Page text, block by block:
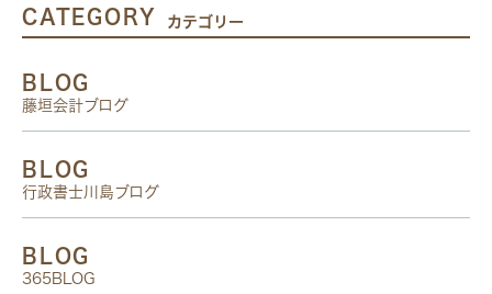
CATEGORY カテゴリー
BLOG
藤垣会計ブログ
BLOG
行政書士川島ブログ
BLOG
365BLOG